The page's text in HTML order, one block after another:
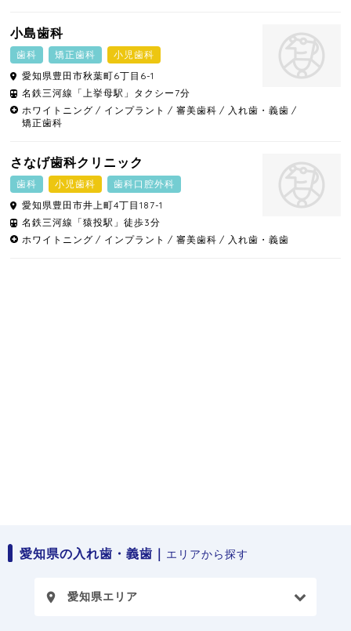
小島歯科
歯科 矯正歯科
小児歯科
愛知県豊田市秋葉町6丁目6-1
名鉄三河線「上挙母駅」タクシー7分
ホワイトニング
インプラント 審美歯科
入れ歯・義歯
矯正歯科
さなげ歯科クリニック
歯科 小児歯科
歯科口腔外科
愛知県豊田市井上町4丁目187-1
名鉄三河線「猿投駅」徒歩3分
ホワイトニング
インプラント 審美歯科 入れ歯・義歯
愛知県の入れ歯・義歯｜ エリアから探す
place 愛知県エリア